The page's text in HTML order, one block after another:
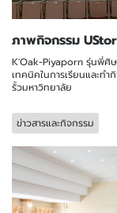
ภาพกิจกรรม
K'Oak-Piyaporn รุ่นพี่ศิ
เทคนิคในการเรียนและท
รั้วมหาวิทยาลัย
ข่าวสารและกิจกรรม